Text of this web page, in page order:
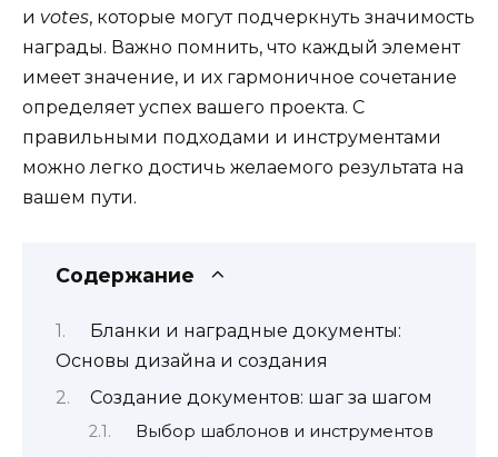
и votes, которые могут подчеркнуть значимость
награды. Важно помнить, что каждый элемент
имеет значение, и их гармоничное сочетание
определяет успех вашего проекта. С
правильными подходами и инструментами
можно легко достичь желаемого результата на
вашем пути.
Содержание
Бланки и наградные документы:
Основы дизайна и создания
Создание документов: шаг за шагом
Выбор шаблонов и инструментов